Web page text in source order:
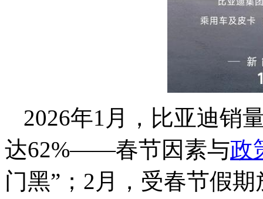
2026年1月，比亚迪销
达62%——春节因素与政
门黑”；2月，受春节假